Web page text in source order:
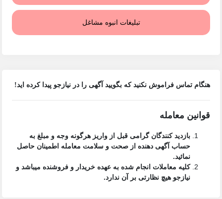
تبلیغات انبوه مشاغل
هنگام تماس فراموش نکنید که بگویید آگهی را درنیازجوپیدا کرده اید!
قوانین معامله
بازدید کنندگان گرامی قبل از واریز هرگونه وجه و مبلغ به
حساب آگهی دهنده از صحت و سلامت معامله اطمینان حاصل
نمائید.
کلیه معاملات انجام شده به عهده خریدار و فروشنده میباشد و
نیازجو هیچ نظارتی بر آن ندارد.